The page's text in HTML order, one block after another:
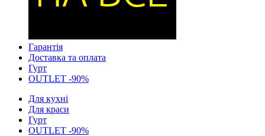
Гарантія
Доставка та оплата
Гурт
OUTLET -90%
Для кухні
Для краси
Гурт
OUTLET -90%